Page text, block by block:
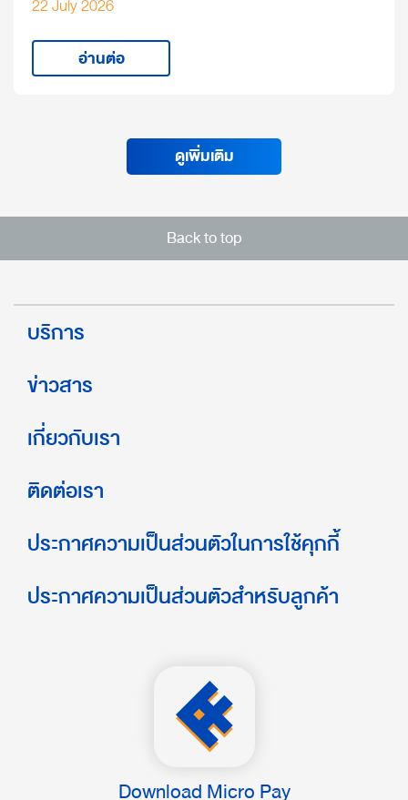
22 July 2026
อ่านต่อ
ดูเพิ่มเติม
Back to top
Download Micro Pay
บริการ
ข่าวสาร
เกี่ยวกับเรา
ติดต่อเรา
ประกาศความเป็นส่วนตัวในการใช้คุกกี้
ประกาศความเป็นส่วนตัวสำหรับลูกค้า